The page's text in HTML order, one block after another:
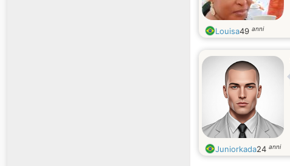
Louisa49 anni
Juniorkada24 anni